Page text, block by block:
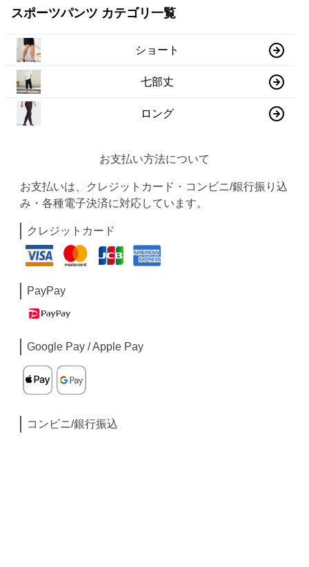
スポーツパンツ カテゴリ一覧
ショート
七部丈
ロング
お支払い方法について
お支払いは、クレジットカード・コンビニ/銀行振り込
み・各種電子決済に対応しています。
クレジットカード
PayPay
Google Pay / Apple Pay
コンビニ/銀行振込